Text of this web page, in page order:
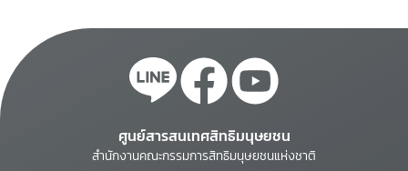
ศูนย์สารสนเทศสิทธิมนุษยชน
สำนักงานคณะกรรมการสิทธิมนุษยชนแห่งชาติ